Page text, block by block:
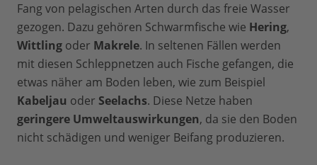
Fang von pelagischen Arten durch das freie Wasser
gezogen. Dazu gehören Schwarmfische wie Hering,
Wittling oder Makrele. In seltenen Fällen werden
mit diesen Schleppnetzen auch Fische gefangen, die
etwas näher am Boden leben, wie zum Beispiel
Kabeljau oder Seelachs. Diese Netze haben
geringere Umweltauswirkungen, da sie den Boden
nicht schädigen und weniger Beifang produzieren.